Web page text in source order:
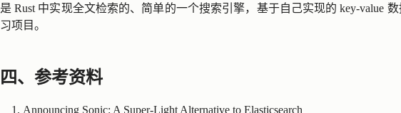
是 Rust 中实现全文检索的、简单的一个搜索引擎，基于自己实现的 key-value
习项目。
四、参考资料
Announcing Sonic: A Super-Light Alternative to Elasticsearch